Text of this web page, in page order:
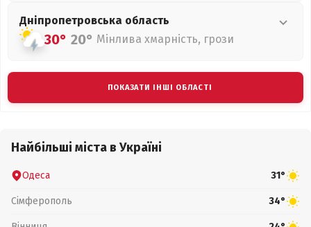
Дніпропетровська область
30° 20° Мінлива хмарність, грози
ПОКАЗАТИ ІНШІ ОБЛАСТІ
Найбільші міста в Україні
Одеса 31°
Сімферополь 34°